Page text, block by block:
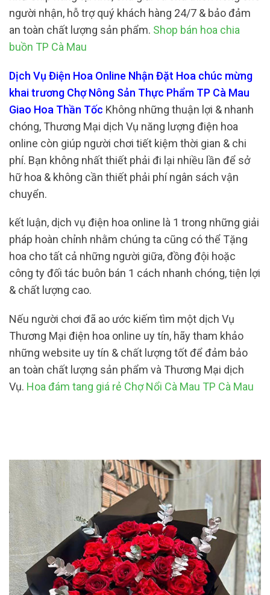
người nhận, hỗ trợ quý khách hàng 24/7 & bảo đảm
an toàn chất lượng sản phẩm. Shop bán hoa chia
buồn TP Cà Mau
Dịch Vụ Điện Hoa Online Nhận Đặt Hoa chúc mừng
khai trương Chợ Nông Sản Thực Phẩm TP Cà Mau
Giao Hoa Thần Tốc Không những thuận lợi & nhanh
chóng, Thương Mại dịch Vụ năng lượng điện hoa
online còn giúp người chơi tiết kiệm thời gian & chi
phí. Bạn không nhất thiết phải đi lại nhiều lần để sở
hữ hoa & không cần thiết phải phí ngân sách vận
chuyển.
kết luận, dịch vụ điện hoa online là 1 trong những giải
pháp hoàn chỉnh nhằm chúng ta cũng có thể Tặng
hoa cho tất cả những người giữa, đồng đội hoặc
công ty đối tác buôn bán 1 cách nhanh chóng, tiện lợi
& chất lượng cao.
Nếu người chơi đã ao ước kiếm tìm một dịch Vụ
Thương Mại điện hoa online uy tín, hãy tham khảo
những website uy tín & chất lượng tốt để đảm bảo
an toàn chất lượng sản phẩm và Thương Mại dịch
Vụ. Hoa đám tang giá rẻ Chợ Nổi Cà Mau TP Cà Mau